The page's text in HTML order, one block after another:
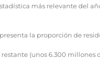
más relevante del
la proporción de
(unos 6.300 millones